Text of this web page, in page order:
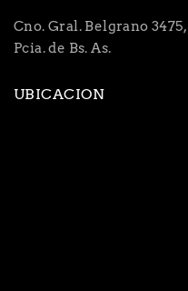
Cno. Gral. Belgrano 3475,
Pcia. de Bs. As.
UBICACION